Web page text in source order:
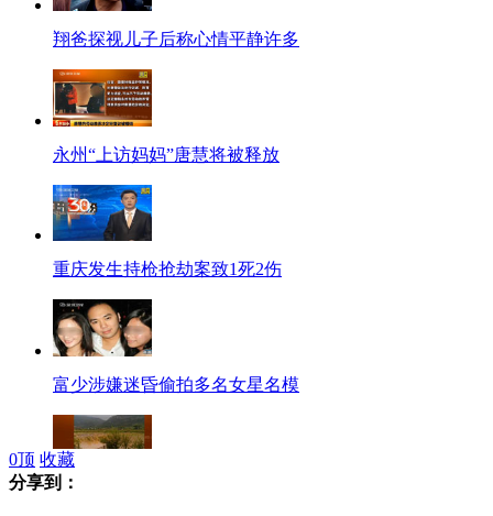
翔爸探视儿子后称心情平静许多
永州“上访妈妈”唐慧将被释放
重庆发生持枪抢劫案致1死2伤
富少涉嫌迷昏偷拍多名女星名模
0顶 收藏
分享到：